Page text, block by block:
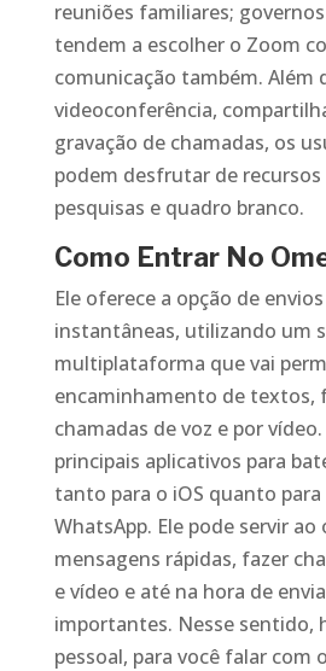
reuniões familiares;
tendem a escolher o Zoom
comunicação também. Além
videoconferência,
gravação de chamadas, os
podem desfrutar de
pesquisas e quadro branco.
Como Entrar No
Ele oferece a opção de
instantâneas, utilizando um
multiplataforma que vai
encaminhamento de textos,
chamadas de voz e por
principais aplicativos para
tanto para o iOS quanto
WhatsApp. Ele pode servir
mensagens rápidas, fazer
e vídeo e até na hora de
importantes. Nesse sentido,
pessoal, para você falar com